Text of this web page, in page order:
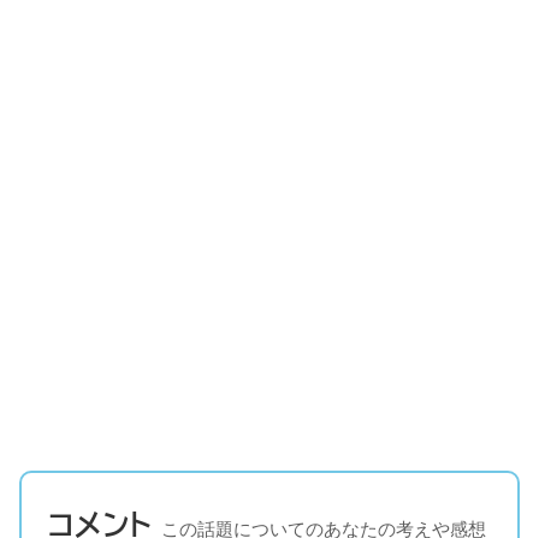
コメント この話題についてのあなたの考えや感想